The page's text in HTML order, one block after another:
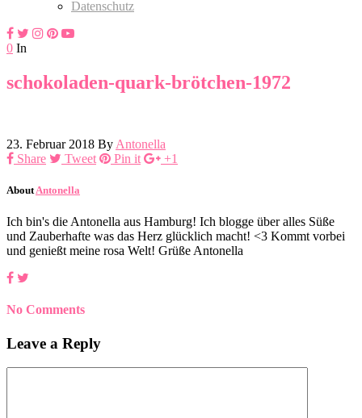
Datenschutz
0 In
schokoladen-quark-brötchen-1972
23. Februar 2018 By Antonella
Share
Tweet Pin it +1
About Antonella
Ich bin's die Antonella aus Hamburg! Ich blogge über alles Süße
und Zauberhafte was das Herz glücklich macht! <3 Kommt vorbei
und genießt meine rosa Welt! Grüße Antonella
No Comments
Leave a Reply